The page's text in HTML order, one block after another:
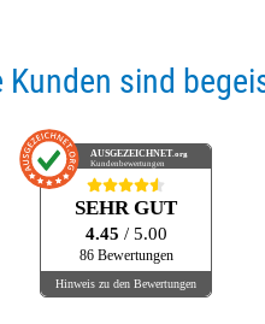
Kunden sind
AUSGEZEICHNET.org
Kundenbewertungen
SEHR GUT
4.45 / 5.00
86 Bewertungen
Hinweis zu den Bewertungen